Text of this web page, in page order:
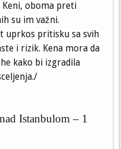
Keni, oboma preti
su im važni.
uprkos pritisku sa svih
i rizik. Kena mora da
kako bi izgradila
Istanbulom – 1